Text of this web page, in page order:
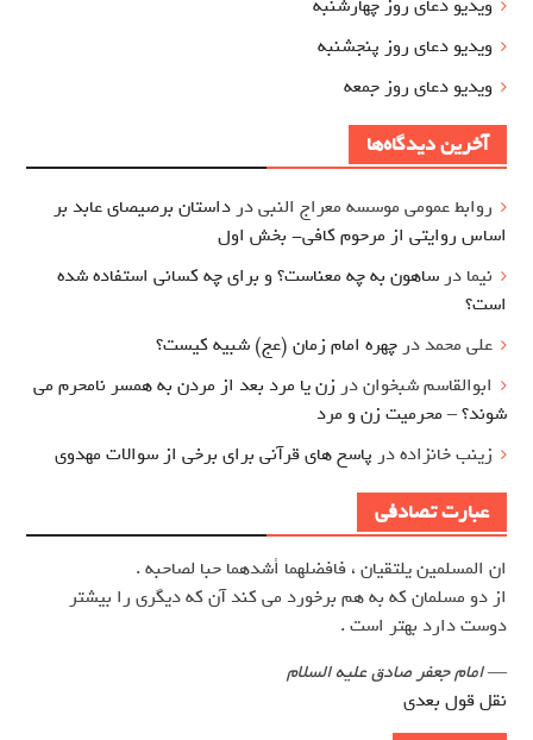
ویدیو دعای روز پنجشنبه
ویدیو دعای روز جمعه
آخرین دیدگاه‌ها
روابط عمومی موسسه معراج النبیدر داستان برصیصای عابد بر
اساس روایتی از مرحوم کافی- بخش اول
نیما در ساهون به چه معناست؟ و برای چه کسانی استفاده شده
است؟
علی محمددر چهره امام زمان (عج) شبیه کیست؟
ابوالقاسم شبخواندر زن یا مرد بعد از مردن به همسر نامحرم می
شوند؟ – محرمیت زن و مرد
زینب خانزادهدر پاسخ های قرآنی برای برخی از سوالات مهدوی
عبارت تصادفی
ان المسلمين يلتقيان ، فافضلهما أشدهما حبا لصاحبه .
از دو مسلمان كه به هم برخورد مي كند آن كه ديگري را بيشتر
دوست دارد بهتر است .
—امام جعفر صادق علیه السلام
نقل قول بعدی